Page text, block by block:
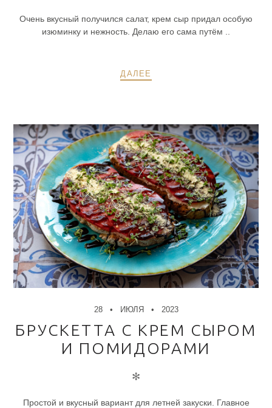
Очень вкусный получился салат, крем сыр придал особую
изюминку и нежность. Делаю его сама путём ..
ДАЛЕЕ
28 ИЮЛЯ 2023
БРУСКЕТТА С КРЕМ СЫРОМ
И ПОМИДОРАМИ
✻
Простой и вкусный вариант для летней закуски. Главное